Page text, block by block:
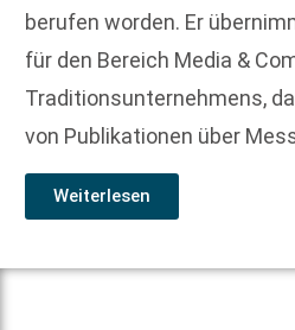
berufen worden. Er
für den Bereich Media &
Traditionsunternehmens,
von Publikationen über
Weiterlesen